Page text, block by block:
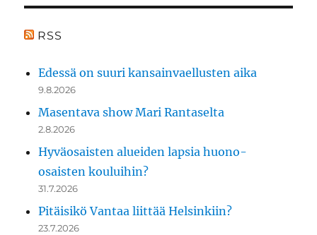
RSS
Edessä on suuri kansainvaellusten aika
9.8.2026
Masentava show Mari Rantaselta
2.8.2026
Hyväosaisten alueiden lapsia huono-
osaisten kouluihin?
31.7.2026
Pitäisikö Vantaa liittää Helsinkiin?
23.7.2026